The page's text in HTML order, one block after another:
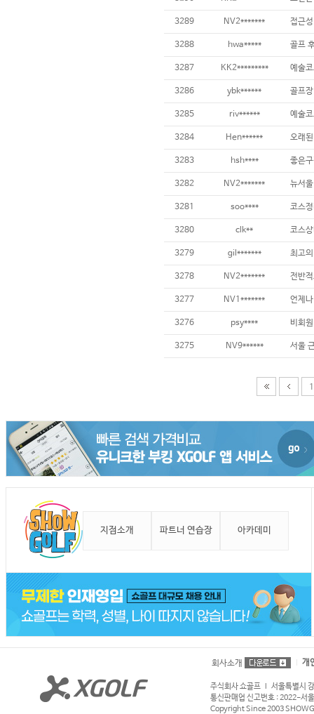
3289 NV2*******
3288 hwa***** 골프
3287 KK2*********
3286 ybk******
3285 riv******
3284 Hen******
3283 hsh**** 좋은
3282 NV2*******
3281 soo****
3280 clk**
3279 gil******* 최고
3278 NV2*******
3277 NV1******* 언제
3276 psy**** 비회
3275 NV9******
1
지점소개 파트너 연습장 아카데미
회사소개 개
주식회사 쇼골프 l 서울특별시
통신판매업 신고번호 : 2022-
Copyright Since 2003